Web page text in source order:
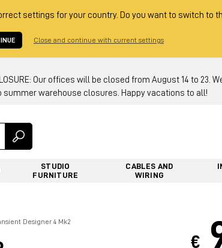
settings for your country. Do you want to switch to
Close and continue with current settings
CLOSURE: Our offices will be closed from August 14 to
summer warehouse closures. Happy vacations to all!
STUDIO
FURNITURE
CABLES AND
WIRING
Designer 4 Mk2
€